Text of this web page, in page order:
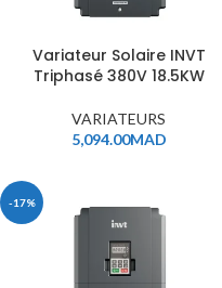
Variateur Solaire INVT
Triphasé 380V 18.5KW
VARIATEURS
5,094.00MAD
-17%